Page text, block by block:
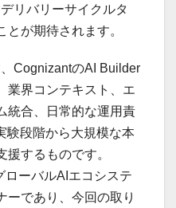
リバリーサイクルタ
が期待されます。
CognizantのAI Builder
業界コンテキスト、エ
統合、日常的な運用責
験段階から大規模な本
するものです。
ーバルAIエコシステ
ーであり、今回の取り